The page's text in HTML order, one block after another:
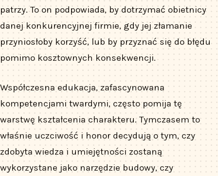
patrzy. To on podpowiada, by dotrzymać obietnicy
danej konkurencyjnej firmie, gdy jej złamanie
przyniosłoby korzyść, lub by przyznać się do błędu
pomimo kosztownych konsekwencji.
Współczesna edukacja, zafascynowana
kompetencjami twardymi, często pomija tę
warstwę kształcenia charakteru. Tymczasem to
właśnie uczciwość i honor decydują o tym, czy
zdobyta wiedza i umiejętności zostaną
wykorzystane jako narzędzie budowy, czy